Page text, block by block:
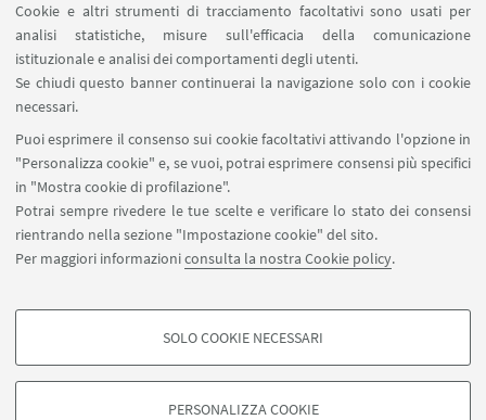
Cookie e altri strumenti di tracciamento facoltativi sono usati per
analisi statistiche, misure sull'efficacia della comunicazione
istituzionale e analisi dei comportamenti degli utenti.
Se chiudi questo banner continuerai la navigazione solo con i cookie
necessari.
Puoi esprimere il consenso sui cookie facoltativi attivando l'opzione in
"Personalizza cookie" e, se vuoi, potrai esprimere consensi più specifici
in "Mostra cookie di profilazione".
Potrai sempre rivedere le tue scelte e verificare lo stato dei consensi
rientrando nella sezione "Impostazione cookie" del sito.
Per maggiori informazioniconsulta la nostra Cookie policy.
COOKIE DI PROFILAZIONE - FACOLTATIVI
SOLO COOKIE NECESSARI
PERSONALIZZA COOKIE
dipartimento di Scienze Economiche
https://www.youtube.com/
Piazzaler Solieri 1 / Viale Corridoni 20 - 47121 Forlì
+39 0543 374807
cesipe.info@unibo.it